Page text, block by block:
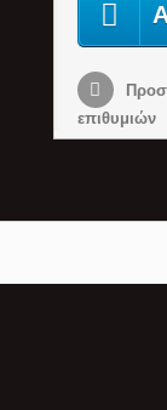
επιθυμιών